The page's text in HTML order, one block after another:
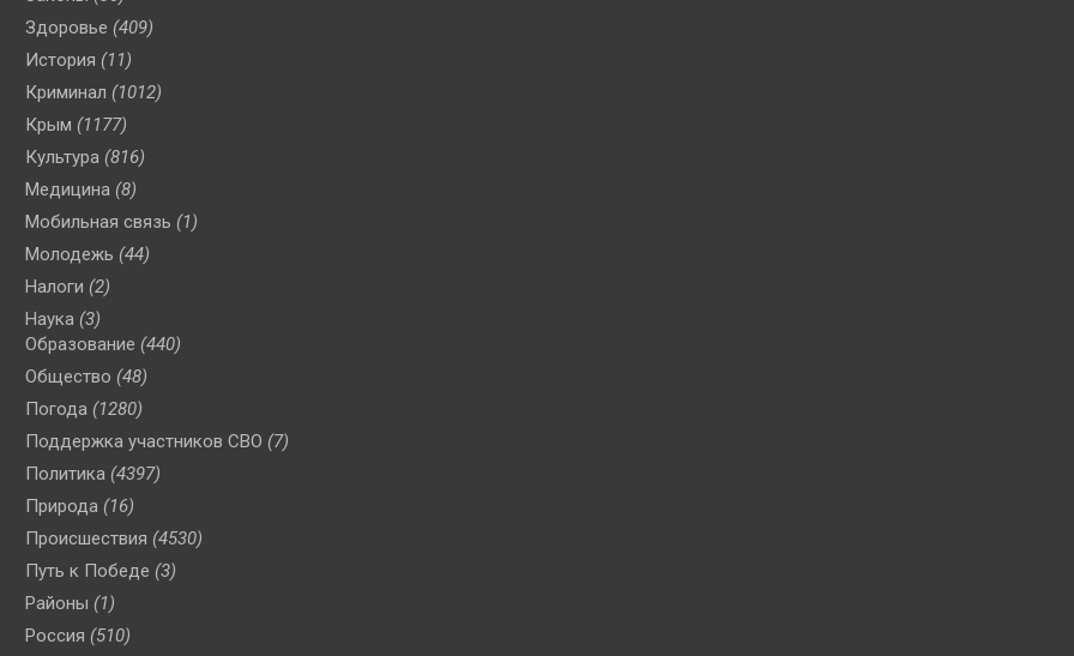
Здоровье (409)
История (11)
Криминал (1012)
Крым (1177)
Культура (816)
Медицина (8)
Мобильная связь (1)
Молодежь (44)
Налоги (2)
Наука (3)
Образование (440)
Общество (48)
Погода (1280)
Поддержка участников СВО (7)
Политика (4397)
Природа (16)
Происшествия (4530)
Путь к Победе (3)
Районы (1)
Россия (510)